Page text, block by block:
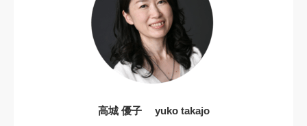
高城 優子 yuko takajo